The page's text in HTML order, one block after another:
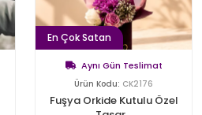
En Çok Satan
Aynı Gün Teslimat
Ürün Kodu: CK2176
Fuşya Orkide Kutulu Özel